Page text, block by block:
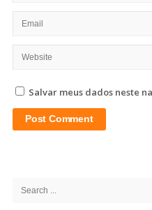
Salvar meus dados neste
Search